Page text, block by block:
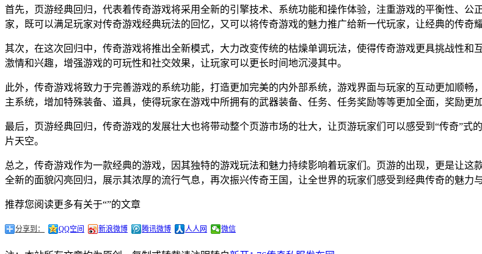
首先，页游经典回归，代表着传奇游戏将采用全新的引擎技术、系统功能和操作体验，注重游戏的平衡性、公
家，既可以满足玩家对传奇游戏经典玩法的回忆，又可以将传奇游戏的魅力推广给新一代玩家，让经典的传奇耀
其次，在这次回归中，传奇游戏将推出全新模式，大力改变传统的枯燥单调玩法，使得传奇游戏更具挑战性和
激情和兴趣，增强游戏的可玩性和社交效果，让玩家可以更长时间地沉浸其中。
此外，传奇游戏将致力于完善游戏的系统功能，打造更加完美的内外部系统，游戏界面与玩家的互动更加顺
主系统，增加特殊装备、道具，使得玩家在游戏中所拥有的武器装备、任务、任务奖励等等更加全面，奖励更
最后，页游经典回归，传奇游戏的发展壮大也将带动整个页游市场的壮大，让页游玩家们可以感受到“传奇”式
片天空。
总之，传奇游戏作为一款经典的游戏，因其独特的游戏玩法和魅力持续影响着玩家们。页游的出现，更是让这
全新的面貌闪亮回归，展示其浓厚的流行气息，再次振兴传奇王国，让全世界的玩家们感受到经典传奇的魅力与
推荐您阅读更多有关于“”的文章
分享到： QQ空间 新浪微博 腾讯微博 人人网 微信